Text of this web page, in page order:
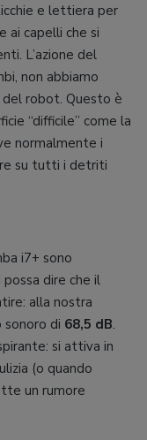
e lettiera per
ai capelli che si
L’azione del
non abbiamo
robot. Questo è
“difficile” come la
normalmente i
su tutti i detriti
i7+ sono
dire che il
alla nostra
sonoro di 68,5 dB.
si attiva in
(o quando
un rumore